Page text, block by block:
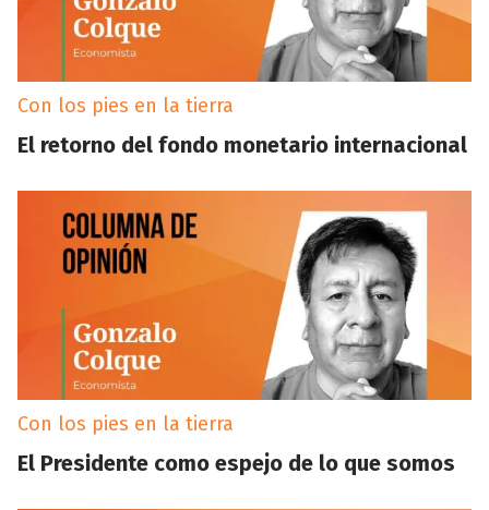
Con los pies en la tierra
El retorno del fondo monetario internacional
Con los pies en la tierra
El Presidente como espejo de lo que somos